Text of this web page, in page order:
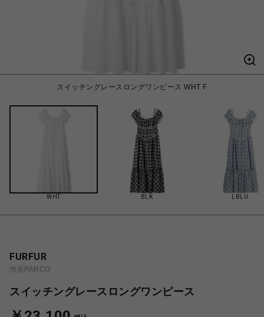
スイッチングレースロングワンピース WHT F
WHT BLK LBLU
FURFUR
渋谷PARCO
スイッチングレースロングワンピース